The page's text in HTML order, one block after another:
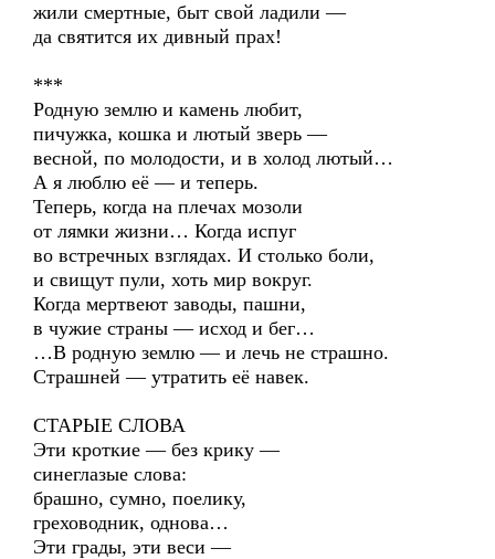
жили смертные, быт свой ладили —
да святится их дивный прах!
***
Родную землю и камень любит,
пичужка, кошка и лютый зверь —
весной, по молодости, и в холод лютый…
А я люблю её — и теперь.
Теперь, когда на плечах мозоли
от лямки жизни… Когда испуг
во встречных взглядах. И столько боли,
и свищут пули, хоть мир вокруг.
Когда мертвеют заводы, пашни,
в чужие страны — исход и бег…
…В родную землю — и лечь не страшно.
Страшней — утратить её навек.
СТАРЫЕ СЛОВА
Эти кроткие — без крику —
синеглазые слова:
брашно, сумно, поелику,
греховодник, однова…
Эти грады, эти веси —